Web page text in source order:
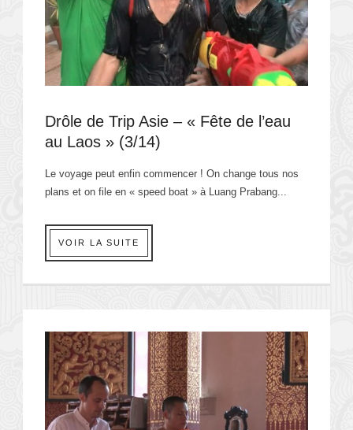
Drôle de Trip Asie – « Fête de l’eau
au Laos » (3/14)
Le voyage peut enfin commencer ! On change tous nos
plans et on file en « speed boat » à Luang Prabang...
VOIR LA SUITE